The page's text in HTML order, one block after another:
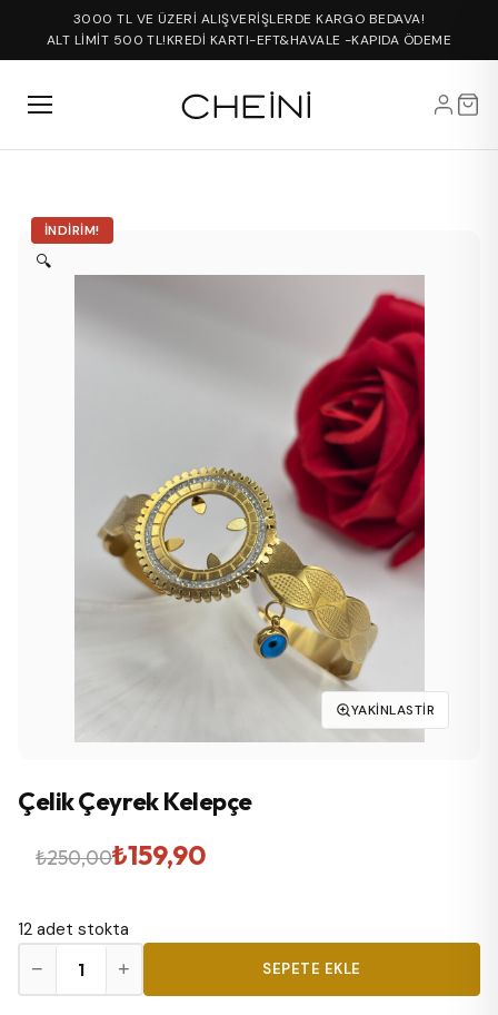
3000 TL VE ÜZERİ ALIŞVERİŞLERDE KARGO BEDAVA!
ALT LİMİT 500 TL!KREDİ KARTI-EFT&HAVALE -KAPIDA ÖDEME
İNDIRIM!
🔍
YAKINLASTIR
Çelik Çeyrek Kelepçe
₺250,00
Orijinal
₺250,00.
₺159,90
Şu
fiyat:
₺159,90.
12 adet stokta
Çeyrek
Kelepçe
− + SEPETE EKLE